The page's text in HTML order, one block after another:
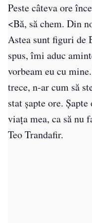
Peste câteva ore
<Bă, să chem. Din
Astea sunt figuri de
spus, îmi aduc
vorbeam eu cu
trece, n-ar cum să
stat șapte ore.
viața mea, ca să nu
Teo Trandafir.